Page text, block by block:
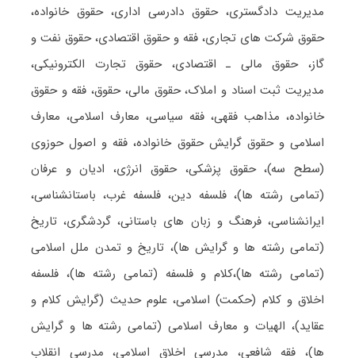
مدیریت دادگستری، حقوق دادرسی اداری، حقوق خانواده،
حقوق شرکت های تجاری، فقه و حقوق اقتصادی، حقوق نفت و
گاز، حقوق مالی ـ اقتصادی، حقوق تجارت الکترونیکی،
مدیریت ثبت اسناد و املاک، حقوق مالی، حقوق، فقه و حقوق
خانواده، مذاهب فقهی، فقه سیاسی، معارف اسلامی، معارف
اسلامی و حقوق گرایش حقوق خانواده، فقه و اصول حوزوی
(سطح سه)، حقوق پزشکی، حقوق انرژی، ادیان و عرفان
(تمامی رشته ها)، فلسفه دین، فلسفه غرب، باستانشناسی،
ایرانشناسی، فرهنگ و زبان های باستانی، گردشگری، تاریخ
(تمامی رشته ها و گرایش ها)، تاریخ و تمدن ملل اسلامی
(تمامی رشته ها)،کلام و فلسفه (تمامی رشته ها)، فلسفه
اخلاق و کلام (حکمت) اسلامی، علوم حدیث (گرایش کلام و
عقاید)، الهیات و معارف اسلامی (تمامی رشته ها و گرایش
ها)، فقه شافعی، مدرسی اخلاق اسلامی، مدرسی انقلاب